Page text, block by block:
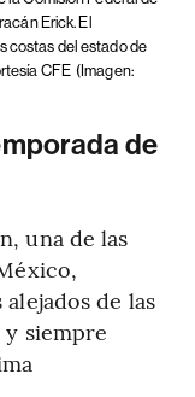
Erick. El
costas del estado de
CFE (Imagen:
de
una de las
de las
siempre